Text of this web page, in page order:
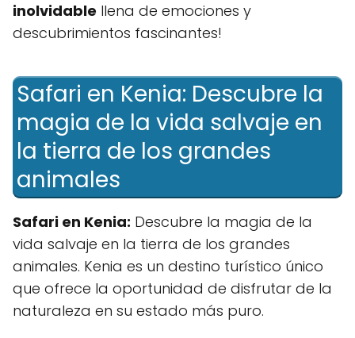
inolvidable llena de emociones y
descubrimientos fascinantes!
Safari en Kenia: Descubre la
magia de la vida salvaje en
la tierra de los grandes
animales
Safari en Kenia: Descubre la magia de la
vida salvaje en la tierra de los grandes
animales. Kenia es un destino turístico único
que ofrece la oportunidad de disfrutar de la
naturaleza en su estado más puro.